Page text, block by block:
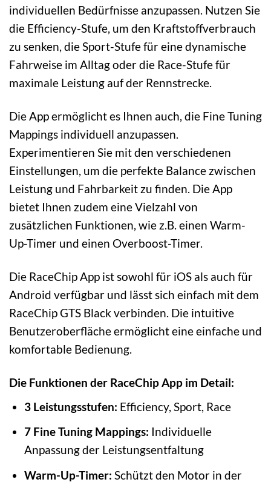
individuellen Bedürfnisse anzupassen. Nutzen Sie
die Efficiency-Stufe, um den Kraftstoffverbrauch
zu senken, die Sport-Stufe für eine dynamische
Fahrweise im Alltag oder die Race-Stufe für
maximale Leistung auf der Rennstrecke.
Die App ermöglicht es Ihnen auch, die Fine Tuning
Mappings individuell anzupassen.
Experimentieren Sie mit den verschiedenen
Einstellungen, um die perfekte Balance zwischen
Leistung und Fahrbarkeit zu finden. Die App
bietet Ihnen zudem eine Vielzahl von
zusätzlichen Funktionen, wie z.B. einen Warm-
Up-Timer und einen Overboost-Timer.
Die RaceChip App ist sowohl für iOS als auch für
Android verfügbar und lässt sich einfach mit dem
RaceChip GTS Black verbinden. Die intuitive
Benutzeroberfläche ermöglicht eine einfache und
komfortable Bedienung.
Die Funktionen der RaceChip App im Detail:
3 Leistungsstufen: Efficiency, Sport, Race
7 Fine Tuning Mappings: Individuelle
Anpassung der Leistungsentfaltung
Warm-Up-Timer: Schützt den Motor in der